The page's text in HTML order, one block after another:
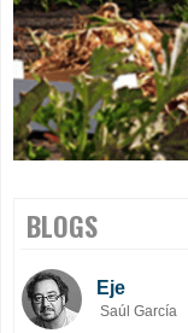
BLOGS
Eje
Saúl García